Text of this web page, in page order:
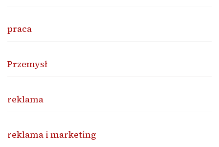
praca
Przemysł
reklama
reklama i marketing